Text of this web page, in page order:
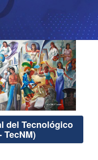
del Tecnológico
TecNM)